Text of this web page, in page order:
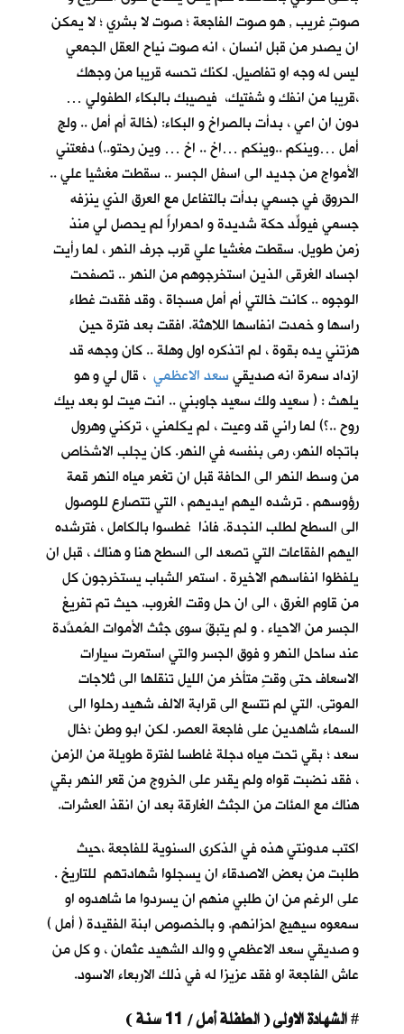
صوتٍ غريب , هو صوت الفاجعة ؛ صوت لا بشري ؛ لا يمكن
ان يصدر من قبل انسان ، انه صوت نياح العقل الجمعي
ليس له وجه او تفاصيل. لكنك تحسه قريبا من وجهك
،قريبا من انفك و شفتيك، فيصيبك بالبكاء الطفولي …
دون ان اعي ، بدأت بالصراخ و البكاء: (خالة أم أمل .. ولج
أمل …وينكم ..وينكم …اخ .. اخ … وين رحتو..) دفعتني
الأمواج من جديد الى اسفل الجسر .. سقطت مغشيا علي ..
الحروق في جسمي بدأت بالتفاعل مع العرق الذي ينزفه
جسمي فيولِّد حكة شديدة و احمراراً لم يحصل لي منذ
زمن طويل. سقطت مغشيا علي قرب جرف النهر ، لما رأيت
اجساد الغرقى الذين استخرجوهم من النهر .. تصفحت
الوجوه .. كانت خالتي أم أمل مسجاة ، وقد فقدت غطاء
راسها و خمدت انفاسها اللاهثة. افقت بعد فترة حين
هزتني يده بقوة ، لم اتذكره اول وهلة .. كان وجهه قد
ازداد سمرة انه صديقيسعد الاعظمي ، قال لي و هو
يلهث : ( سعيد ولك سعيد جاوبني .. انت ميت لو بعد بيك
روح ..؟) لما راني قد وعيت ، لم يكلمني ، تركني وهرول
باتجاه النهر، رمى بنفسه في النهر. كان يجلب الاشخاص
من وسط النهر الى الحافة قبل ان تغمر مياه النهر قمة
رؤوسهم . ترشده اليهم ايديهم ، التي تتصارع للوصول
الى السطح لطلب النجدة. فاذا غطسوا بالكامل ، فترشده
اليهم الفقاعات التي تصعد الى السطح هنا و هناك ، قبل ان
يلفظوا انفاسهم الاخيرة . استمر الشباب يستخرجون كل
من قاوم الغرق ، الى ان حل وقت الغروب. حيث تم تفريغ
الجسر من الاحياء . و لم يتبقَ سوى جثث الأموات المُمدَّدة
عند ساحل النهر و فوق الجسر والتي استمرت سيارات
الاسعاف حتى وقتٍ متأخر من الليل تنقلها الى ثلاجات
الموتى. التي لم تتسع الى قرابة الالف شهيد رحلوا الى
السماء شاهدين على فاجعة العصر. لكن ابو وطن ؛خال
سعد ؛ بقي تحت مياه دجلة غاطسا لفترة طويلة من الزمن
، فقد نضبت قواه ولم يقدر على الخروج من قعر النهر بقي
هناك مع المئات من الجثث الغارقة بعد ان انقذ العشرات.
اكتب مدونتي هذه في الذكرى السنوية للفاجعة ،حيث
طلبت من بعض الاصدقاء ان يسجلوا شهادتهم للتاريخ .
على الرغم من ان طلبي منهم ان يسردوا ما شاهدوه او
سمعوه سيهيج احزانهم. و بالخصوص ابنة الفقيدة ( أمل )
و صديقي سعد الاعظمي و والد الشهيد عثمان ، و كل من
عاش الفاجعة او فقد عزيزا له في ذلك الاربعاء الاسود.
#